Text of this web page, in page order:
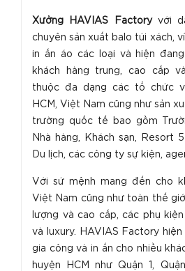
Xưởng HAVIAS Factoryvới
chuyên sản xuất balo túi xách,
in ấn áo các loại và hiện
khách hàng trung, cao cấp
thuộc đa dạng các tổ chức
HCM, Việt Nam cũng như sản
trường quốc tế bao gồm
Nhà hàng, Khách sạn, Resort
Du lịch, các công ty sự kiện,
Với sứ mệnh mang đến cho
Việt Nam cũng như toàn thế
lượng và cao cấp, các phụ
và luxury. HAVIAS Factory hiện
gia công và in ấn cho nhiều
huyện HCM như Quận 1,